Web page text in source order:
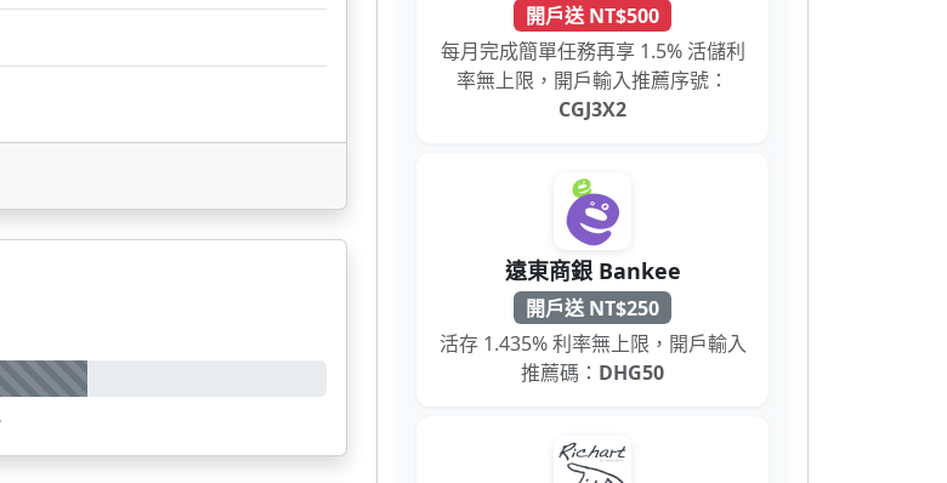
開戶送 NT$500
每月完成簡單任務再享 1.5% 活儲利
率無上限，開戶輸入推薦序號：
CGJ3X2
遠東商銀 Bankee
開戶送 NT$250
活存 1.435% 利率無上限，開戶輸入
推薦碼： DHG50